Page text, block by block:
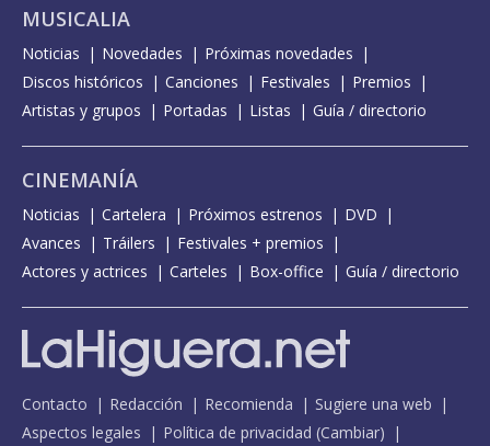
MUSICALIA
Noticias Novedades
Próximas novedades
Discos históricos
Canciones Festivales
Premios
Artistas y grupos
Portadas Listas Guía / directorio
CINEMANÍA
Noticias Cartelera Próximos estrenos
DVD
Avances
Tráilers
Festivales + premios
Actores y actrices
Carteles Box-office Guía / directorio
Contacto Redacción Recomienda
Sugiere una web
Aspectos legales
Política de privacidad (Cambiar)